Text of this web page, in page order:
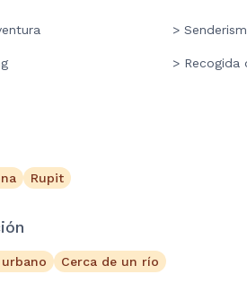
>
> Recogida
Rupit
Cerca de un río